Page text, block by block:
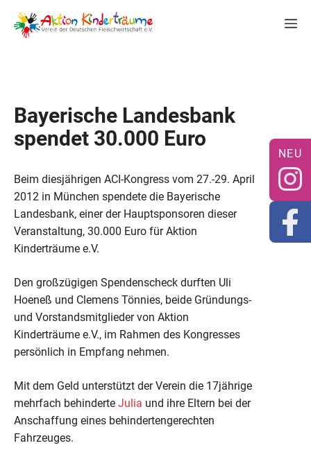
Inhalt
springen
Bayerische Landesbank
spendet 30.000 Euro
Beim diesjährigen ACI-Kongress vom 27.-29. April
2012 in München spendete die Bayerische
Landesbank, einer der Hauptsponsoren dieser
Veranstaltung, 30.000 Euro für Aktion
Kinderträume e.V.
Den großzügigen Spendenscheck durften Uli
Hoeneß und Clemens Tönnies, beide Gründungs-
und Vorstandsmitglieder von Aktion
Kinderträume e.V., im Rahmen des Kongresses
persönlich in Empfang nehmen.
Mit dem Geld unterstützt der Verein die 17jährige
mehrfach behinderte Julia und ihre Eltern bei der
Anschaffung eines behindertengerechten
Fahrzeuges.